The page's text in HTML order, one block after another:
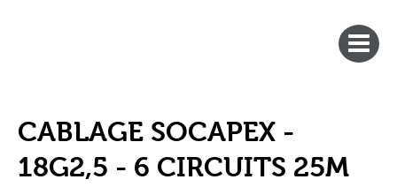
CABLAGE SOCAPEX -
18G2,5 - 6 CIRCUITS 25M